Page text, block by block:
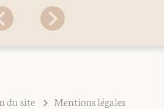
du site
Mentions légales